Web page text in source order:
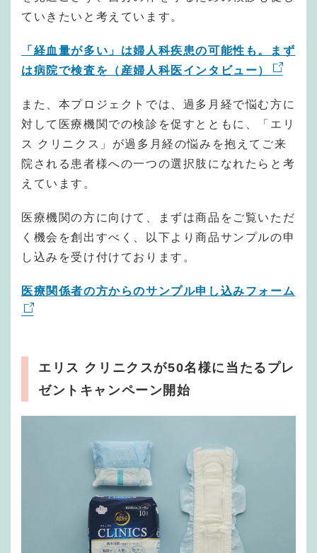
ていきたいと考えています。
「経血量が多い」は婦人科疾患の可能性も。まず
は病院で検査を（産婦人科医インタビュー）
また、本プロジェクトでは、過多月経で悩む方に
対して医療機関での検診を促すとともに、「エリ
ス クリニクス」が過多月経の悩みを抱えてご来
院される患者様への一つの選択肢になれたらと考
えています。
医療機関の方に向けて、まずは商品をご覧いただ
く機会を創出すべく、以下より商品サンプルの申
し込みを受け付けております。
医療関係者の方からのサンプル申し込みフォーム
エリス クリニクスが50名様に当たるプレ
ゼントキャンペーン開始